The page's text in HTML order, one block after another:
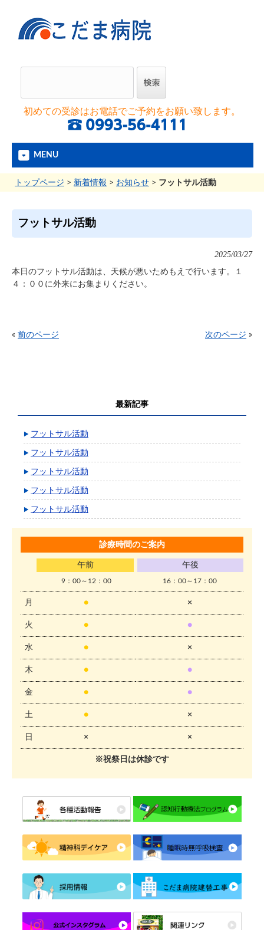
初めての受診はお電話でご予約をお願い致します。
MENU
トップページ > 新着情報 > お知らせ > フットサル活動
フットサル活動
2025/03/27
本日のフットサル活動は、天候が悪いためもえで行います。１
４：００に外来にお集まりください。
« 前のページ 次のページ »
最新記事
フットサル活動
フットサル活動
フットサル活動
フットサル活動
フットサル活動
診療時間のご案内
午前 午後
9：00～12：00 16：00～17：00
月 ● ×
火 ● ●
水 ● ×
木 ● ●
金 ● ●
土 ● ×
日 × ×
※祝祭日は休診です